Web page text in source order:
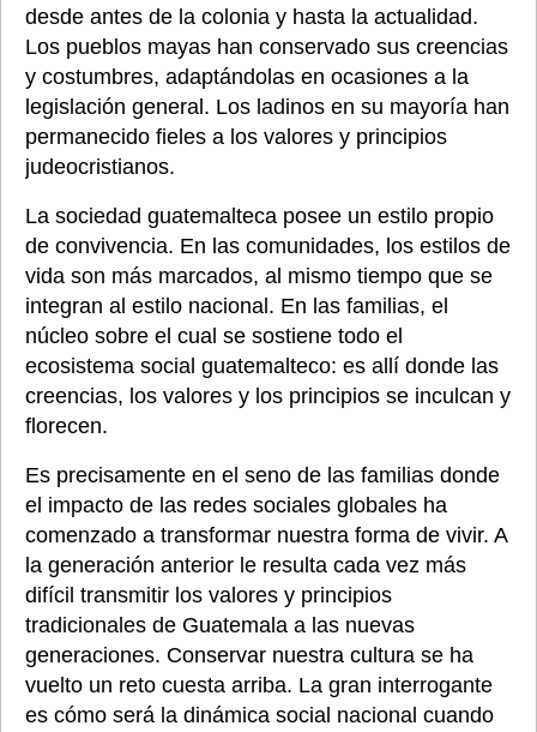
desde antes de la colonia y hasta la actualidad.
Los pueblos mayas han conservado sus creencias
y costumbres, adaptándolas en ocasiones a la
legislación general. Los ladinos en su mayoría han
permanecido fieles a los valores y principios
judeocristianos.
La sociedad guatemalteca posee un estilo propio
de convivencia. En las comunidades, los estilos de
vida son más marcados, al mismo tiempo que se
integran al estilo nacional. En las familias, el
núcleo sobre el cual se sostiene todo el
ecosistema social guatemalteco: es allí donde las
creencias, los valores y los principios se inculcan y
florecen.
Es precisamente en el seno de las familias donde
el impacto de las redes sociales globales ha
comenzado a transformar nuestra forma de vivir. A
la generación anterior le resulta cada vez más
difícil transmitir los valores y principios
tradicionales de Guatemala a las nuevas
generaciones. Conservar nuestra cultura se ha
vuelto un reto cuesta arriba. La gran interrogante
es cómo será la dinámica social nacional cuando